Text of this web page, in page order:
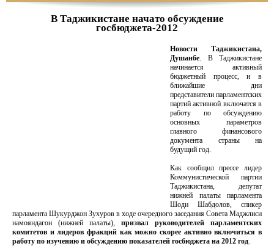
В Таджикистане начато обсуждение
госбюджета-2012
Новости Таджикистана,
Душанбе. В Таджикистане
начинается активный
бюджетный процесс, и в
ближайшие дни
представители парламентских
партий активной включатся в
работу по обсуждению
основных параметров
главного финансового
документа страны на
будущий год.
Как сообщил прессе лидер
Коммунистической партии
Таджикистана, депутат
нижней палаты парламента
Шоди Шабдолов, спикер
парламента Шукурджон Зухуров в ходе очередного заседания Совета Маджлиси
намояндагон (нижней палаты), призвал руководителей парламентских
комитетов и лидеров фракций как можно скорее активно включиться в
работу по изучению и обсуждению показателей госбюджета на 2012 год.